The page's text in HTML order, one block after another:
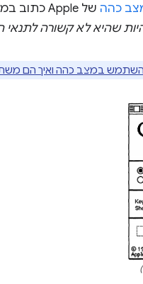
כהה של Apple כתוב במפורש:
שהיא לא קשורה לתנאי
במצב כהה ואיך הם
)